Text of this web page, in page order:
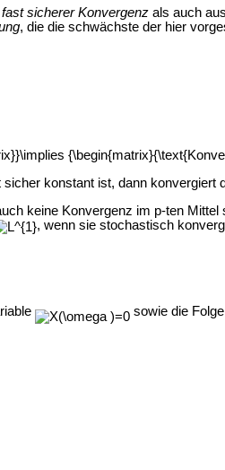
fast sicherer Konvergenzals auch
, die die schwächste der hier
konstant ist, dann
keine Konvergenz im p-ten
, wenn sie stochastisch
sowie die